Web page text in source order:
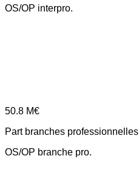
OS/OP interpro.
50.8 M€
Part branches professionnelles
OS/OP branche pro.